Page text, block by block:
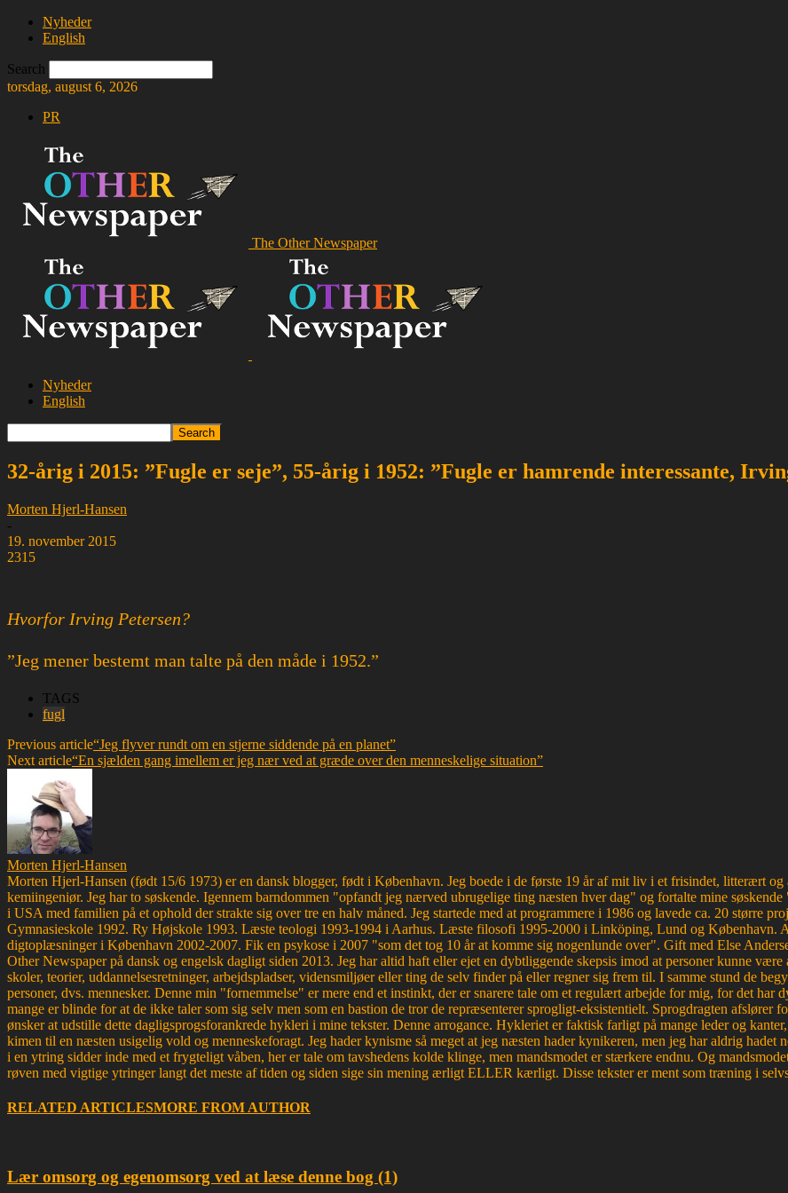
Nyheder
English
Search
torsdag, august 6, 2026
PR
The Other Newspaper
Nyheder
English
32-årig i 2015: ”Fugle er seje”, 55-årig i 1952: ”Fugle er hamrende interessante,
Morten Hjerl-Hansen
-
19. november 2015
2315
Hvorfor Irving Petersen?
”Jeg mener bestemt man talte på den måde i 1952.”
TAGS
fugl
Previous article“Jeg flyver rundt om en stjerne siddende på en planet”
Next article“En sjælden gang imellem er jeg nær ved at græde over den menneskelige situation”
Morten Hjerl-Hansen
Morten Hjerl-Hansen (født 15/6 1973) er en dansk blogger, født i København. Jeg boede i de første 19 år af mit liv i et frisindet, litterært
kemiingeniør. Jeg har to søskende. Igennem barndommen "opfandt jeg nærved ubrugelige ting næsten hver dag" og fortalte mine
i USA med familien på et ophold der strakte sig over tre en halv måned. Jeg startede med at programmere i 1986 og lavede ca. 20 større
Gymnasieskole 1992. Ry Højskole 1993. Læste teologi 1993-1994 i Aarhus. Læste filosofi 1995-2000 i Linköping, Lund og København.
digtoplæsninger i København 2002-2007. Fik en psykose i 2007 "som det tog 10 år at komme sig nogenlunde over". Gift med Else
Other Newspaper på dansk og engelsk dagligt siden 2013. Jeg har altid haft eller ejet en dybtliggende skepsis imod at personer kunne
skoler, teorier, uddannelsesretninger, arbejdspladser, vidensmiljøer eller ting de selv finder på eller regner sig frem til. I samme stund de
personer, dvs. mennesker. Denne min "fornemmelse" er mere end et instinkt, der er snarere tale om et regulært arbejde for mig, for det har
mange er blinde for at de ikke taler som sig selv men som en bastion de tror de repræsenterer sprogligt-eksistentielt. Sprogdragten
ønsker at udstille dette dagligsprogsforankrede hykleri i mine tekster. Denne arrogance. Hykleriet er faktisk farligt på mange leder og
kimen til en næsten usigelig vold og menneskeforagt. Jeg hader kynisme så meget at jeg næsten hader kynikeren, men jeg har aldrig
i en ytring sidder inde med et frygteligt våben, her er tale om tavshedens kolde klinge, men mandsmodet er stærkere endnu. Og
røven med vigtige ytringer langt det meste af tiden og siden sige sin mening ærligt ELLER kærligt. Disse tekster er ment som træning i
RELATED ARTICLESMORE FROM AUTHOR
Lær omsorg og egenomsorg ved at læse denne bog (1)